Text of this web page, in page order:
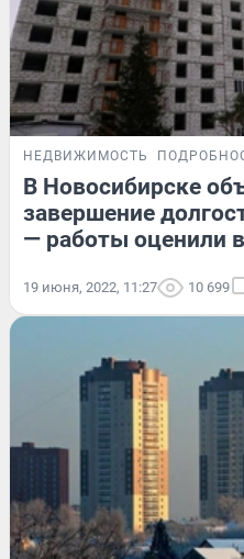
НЕДВИЖИМОСТЬ
В Новосибирске
завершение
— работы оценили
19 июня, 2022, 11:27 10 699